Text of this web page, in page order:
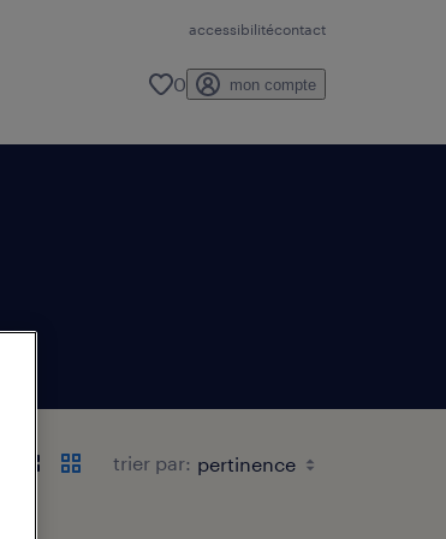
accessibilitécontact
0 mon compte
trier par: